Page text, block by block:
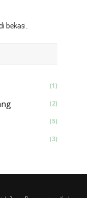
bekasi..
(1)
(2)
(5)
(3)